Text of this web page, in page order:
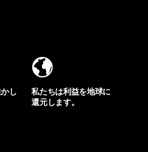
し
私たちは利益を地球に
還元します。